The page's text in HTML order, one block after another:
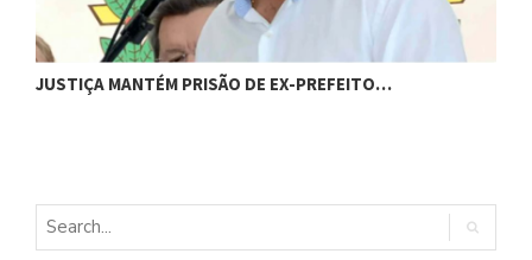
JUSTIÇA MANTÉM PRISÃO DE EX-PREFEITO…